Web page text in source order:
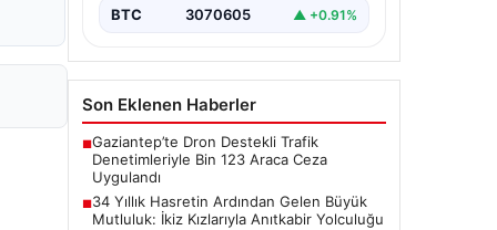
BTC 3070605 ▲ +0.91%
Son Eklenen Haberler
■Gaziantep’te Dron Destekli Trafik
Denetimleriyle Bin 123 Araca Ceza
Uygulandı
■34 Yıllık Hasretin Ardından Gelen Büyük
Mutluluk: İkiz Kızlarıyla Anıtkabir Yolculuğu